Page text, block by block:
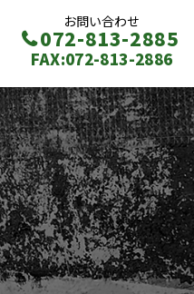
お問い合わせ
072-813-2885
FAX:072-813-2886